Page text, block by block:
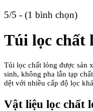
5/5 - (1 bình chọn)
Túi lọc chất
Túi lọc chất lỏng được sản
sinh, không pha lẫn tạp
dệt với nhiều cấp độ lọc
Vật liệu lọc chất